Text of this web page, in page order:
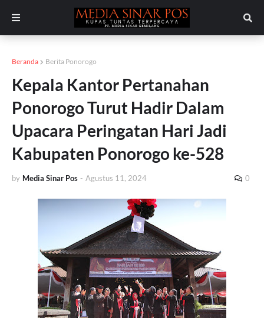
Beranda Berita Ponorogo
Kepala Kantor Pertanahan
Ponorogo Turut Hadir Dalam
Upacara Peringatan Hari Jadi
Kabupaten Ponorogo ke-528
by Media Sinar Pos - Agustus 11, 2024 0